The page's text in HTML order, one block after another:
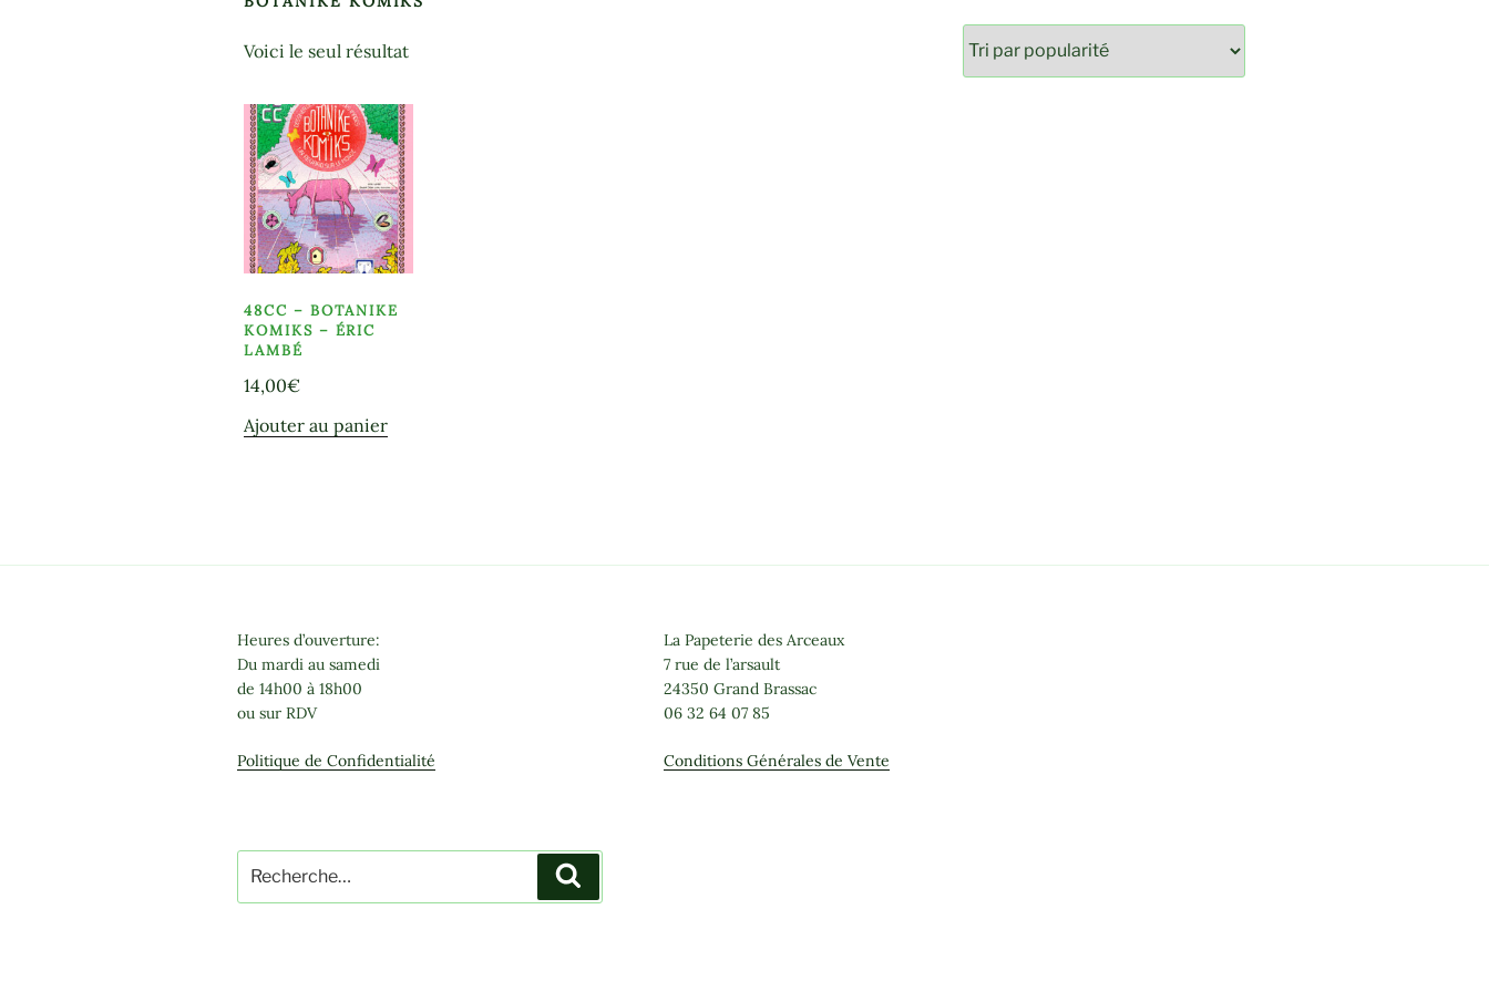
Voici le seul résultat
48CC – BOTANIKE
KOMIKS – ÉRIC
LAMBÉ
14,00€
Ajouter au panier
Heures d’ouverture:
Du mardi au samedi
de 14h00 à 18h00
ou sur RDV
Politique de Confidentialité
pour
:
La Papeterie des Arceaux
7 rue de l’arsault
24350 Grand Brassac
06 32 64 07 85
Conditions Générales de Vente